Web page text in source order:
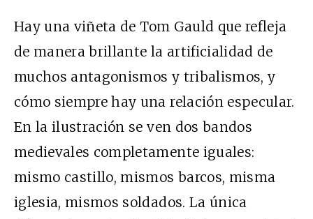
Hay una viñeta de Tom Gauld que refleja
de manera brillante la artificialidad de
muchos antagonismos y tribalismos, y
cómo siempre hay una relación especular.
En la ilustración se ven dos bandos
medievales completamente iguales:
mismo castillo, mismos barcos, misma
iglesia, mismos soldados. La única